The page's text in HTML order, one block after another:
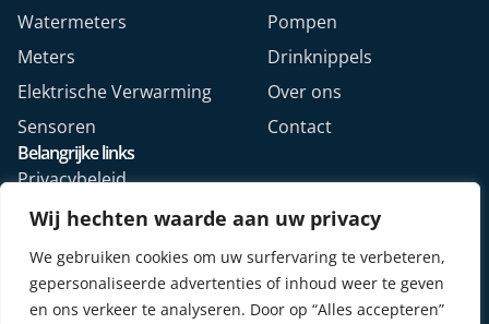
Wij hechten waarde aan uw privacy
We gebruiken cookies om uw surfervaring te verbeteren,
gepersonaliseerde advertenties of inhoud weer te geven
en ons verkeer te analyseren. Door op “Alles accepteren”
Watermeters
Meters
Elektrische Verwarming
Sensoren
Pompen
Drinknippels
Over ons
Contact
Belangrijke links
Privacybeleid
Algemene voorwaarden
Veelgestelde vragen
Retourformulier webshop